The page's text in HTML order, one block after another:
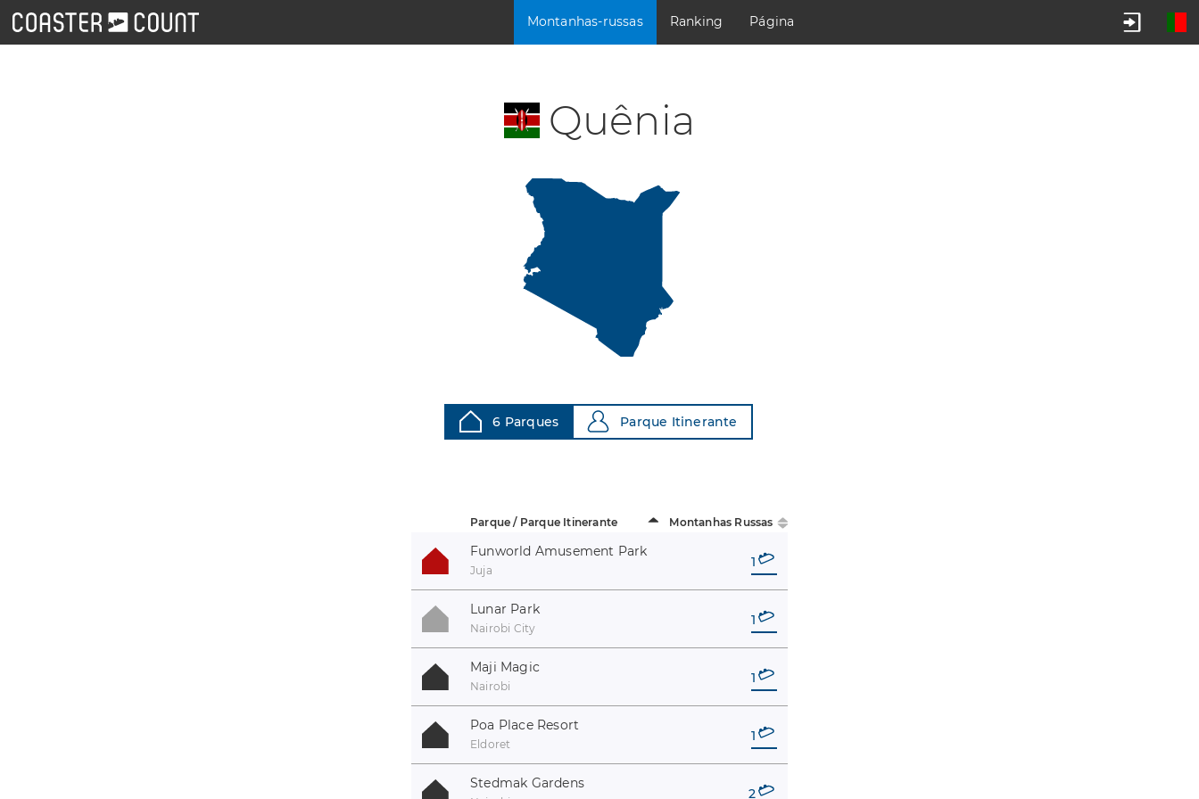
Montanhas-russas Ranking Página
Quênia
6 Parques Parque Itinerante
Parque / Parque Itinerante Montanhas Russas
Funworld Amusement Park
Juja
1
Lunar Park
Nairobi City
1
Maji Magic
Nairobi
1
Poa Place Resort
Eldoret
1
Stedmak Gardens
2